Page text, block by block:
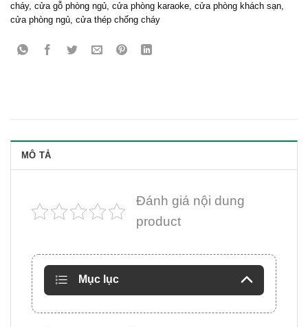
cháy, cửa gỗ phòng ngủ cửa phòng karaoke cửa phòng khách sạn
cửa phòng ngủ cửa thép chống cháy
MÔ TẢ
Đánh giá nội dung
product
Mục lục